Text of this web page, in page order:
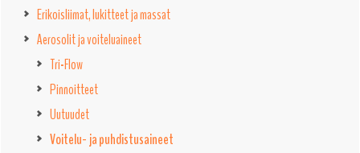
Erikoisliimat, lukitteet ja massat
Aerosolit ja voiteluaineet
Tri-Flow
Pinnoitteet
Uutuudet
Voitelu- ja puhdistusaineet